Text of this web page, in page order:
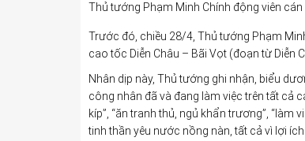
Thủ tướng Phạm Minh Chính động viên
Trước đó, chiều 28/4, Thủ tướng Phạm
cao tốc Diễn Châu – Bãi Vọt (đoạn từ Diễn
Nhân dịp này, Thủ tướng ghi nhận, biểu
công nhân đã và đang làm việc trên tất cả
kíp”, “ăn tranh thủ, ngủ khẩn trương”, “làm
tinh thần yêu nước nồng nàn, tất cả vì lợi